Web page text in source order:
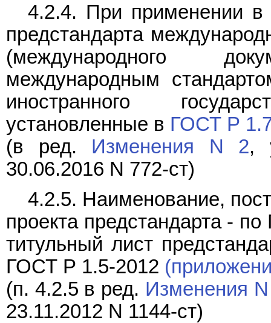
4.2.4. При применении в
предстандарта
(международного
международным
иностранного
установленные в ГОСТ Р
(в ред. Изменения N 2,
30.06.2016 N 772-ст)
4.2.5. Наименование,
проекта предстандарта -
титульный лист
ГОСТ Р 1.5-2012
(п. 4.2.5 в ред. Изменения
23.11.2012 N 1144-ст)